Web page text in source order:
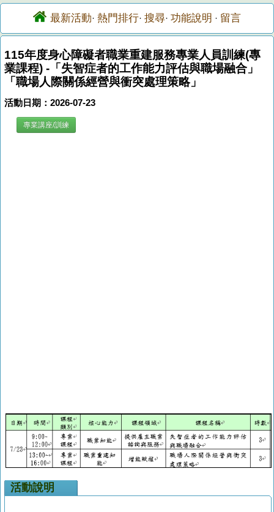
最新活動· 熱門排行· 搜尋· 功能說明 · 留言
115年度身心障礙者職業重建服務專業人員訓練(專
業課程) -「失智症者的工作能力評估與職場融合」
「職場人際關係經營與衝突處理策略」
活動日期：2026-07-23
專業講座/訓練
活動說明